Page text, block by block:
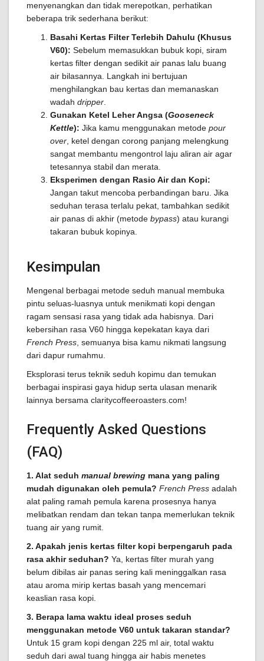
menyenangkan dan tidak merepotkan, perhatikan
beberapa trik sederhana berikut:
Basahi Kertas Filter Terlebih Dahulu (Khusus
V60): Sebelum memasukkan bubuk kopi, siram
kertas filter dengan sedikit air panas lalu buang
air bilasannya. Langkah ini bertujuan
menghilangkan bau kertas dan memanaskan
wadah dripper
Gunakan Ketel Leher Angsa (Gooseneck
Kettle): Jika kamu menggunakan metode pour
over , ketel dengan corong panjang melengkung
sangat membantu mengontrol laju aliran air agar
tetesannya stabil dan merata.
Eksperimen dengan Rasio Air dan Kopi:
Jangan takut mencoba perbandingan baru. Jika
seduhan terasa terlalu pekat, tambahkan sedikit
air panas di akhir (metode bypass) atau kurangi
takaran bubuk kopinya.
Kesimpulan
Mengenal berbagai metode seduh manual membuka
pintu seluas-luasnya untuk menikmati kopi dengan
ragam sensasi rasa yang tidak ada habisnya. Dari
kebersihan rasa V60 hingga kepekatan kaya dari
French Press , semuanya bisa kamu nikmati langsung
dari dapur rumahmu.
Eksplorasi terus teknik seduh kopimu dan temukan
berbagai inspirasi gaya hidup serta ulasan menarik
lainnya bersama claritycoffeeroasters.com!
Frequently Asked Questions
(FAQ)
1. Alat seduh manual brewing mana yang paling
mudah digunakan oleh pemula? French Press adalah
alat paling ramah pemula karena prosesnya hanya
melibatkan rendam dan tekan tanpa memerlukan teknik
tuang air yang rumit.
2. Apakah jenis kertas filter kopi berpengaruh pada
rasa akhir seduhan? Ya, kertas filter murah yang
belum dibilas air panas sering kali meninggalkan rasa
atau aroma mirip kertas basah yang mencemari
keaslian rasa kopi.
3. Berapa lama waktu ideal proses seduh
menggunakan metode V60 untuk takaran standar?
Untuk 15 gram kopi dengan 225 ml air, total waktu
seduh dari awal tuang hingga air habis menetes